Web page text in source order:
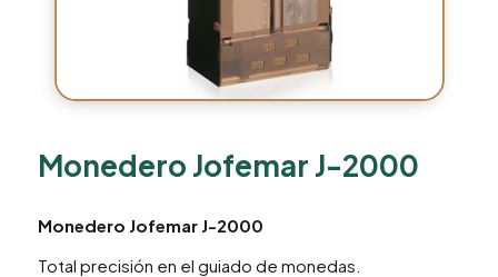
Monedero Jofemar J-2000
Monedero Jofemar J-2000
Total precisión en el guiado de monedas.